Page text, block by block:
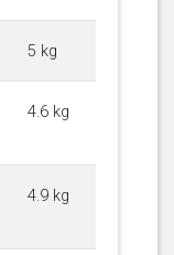
5 kg
4.6 kg
4.9 kg